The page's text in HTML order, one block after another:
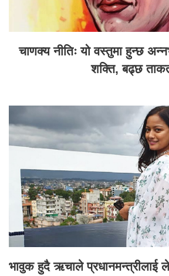
चाणक्य नीतिः यो वस्तुमा हुन्छ
शक्ति, बढ्छ
भावुक हुदै ऋचाले प्रधानमन्त्रीलाई